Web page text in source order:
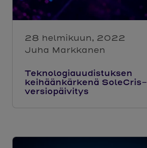
28 helmikuun, 2022
Juha Markkanen
Teknologiauudistuksen
keihäänkärkenä SoleCris-
versiopäivitys